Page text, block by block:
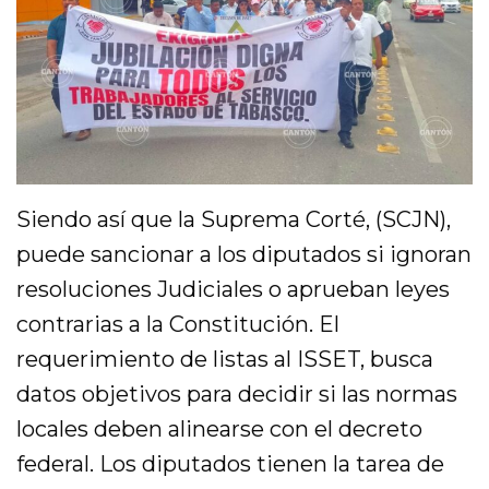
Siendo así que la Suprema Corté, (SCJN),
puede sancionar a los diputados si ignoran
resoluciones Judiciales o aprueban leyes
contrarias a la Constitución. El
requerimiento de listas al ISSET, busca
datos objetivos para decidir si las normas
locales deben alinearse con el decreto
federal. Los diputados tienen la tarea de